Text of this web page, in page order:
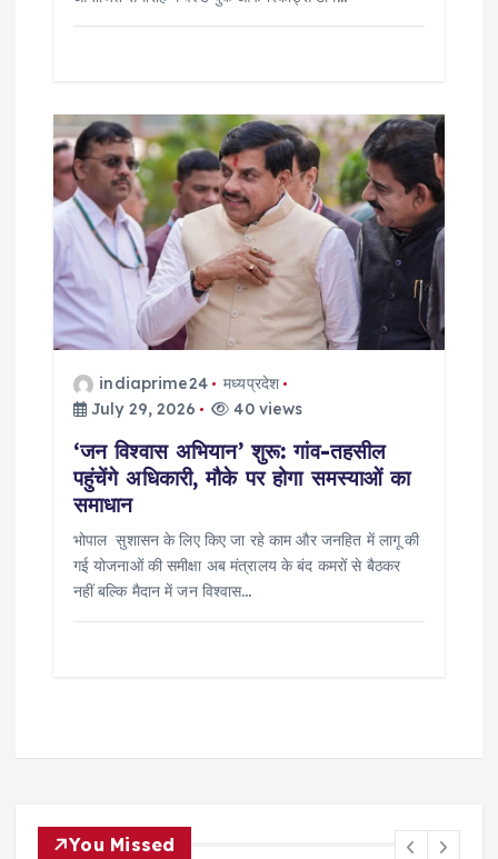
indiaprime24
मध्यप्रदेश
July 29, 2026
40 views
‘जन विश्वास अभियान’ शुरू: गांव-तहसील
पहुंचेंगे अधिकारी, मौके पर होगा समस्याओं का
समाधान
भोपाल सुशासन के लिए किए जा रहे काम और जनहित में लागू की
गई योजनाओं की समीक्षा अब मंत्रालय के बंद कमरों से बैठकर
नहीं बल्कि मैदान में जन विश्वास…
You Missed